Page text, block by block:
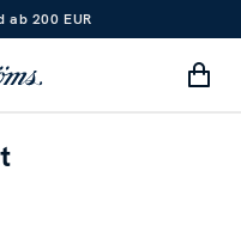
200 EUR